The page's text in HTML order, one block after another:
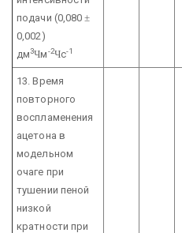
подачи (0,080±
0,002)
дм3Чм-2Чс-1
13. Время
повторного
воспламенения
ацетона в
модельном
очаге при
тушении пеной
низкой
кратности при